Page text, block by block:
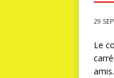
29
Le
amis.